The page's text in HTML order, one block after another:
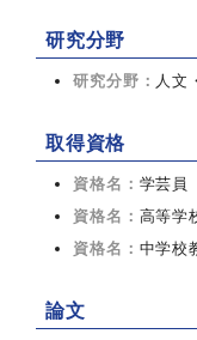
研究分野
研究分野： 人文
取得資格
資格名： 学芸員
資格名： 高等学
資格名： 中学校
論文